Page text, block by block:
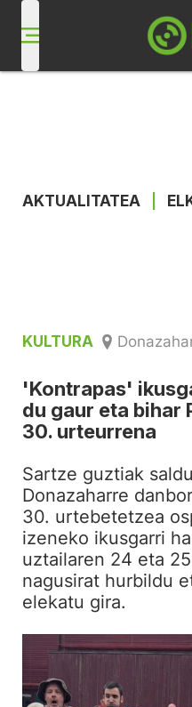
AKTUALITATEA
KULTURA
'Kontrapas'
du gaur eta bihar
30. urteurrena
Sartze guztiak
Donazaharre
30. urtebetetzea
izeneko ikusgarri
uztailaren 24 eta
nagusirat hurbildu
elekatu gira.